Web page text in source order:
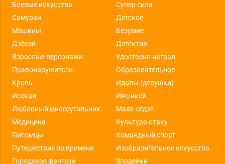
Боевые искусства
Супер сила
Самураи
Детское
Машины
Безумие
Дзёсей
Детектив
Взрослые персонажи
Удостоено наград
Правонарушители
Образовательное
Кровь
Идолы (девушки)
Исекай
Ияшикей
Любовный многоугольник
Махо-сёдзё
Медицина
Культура отаку
Питомцы
Командный спорт
Путешествие во времени
Изобразительное искусство
Городское фэнтези
Злодейки